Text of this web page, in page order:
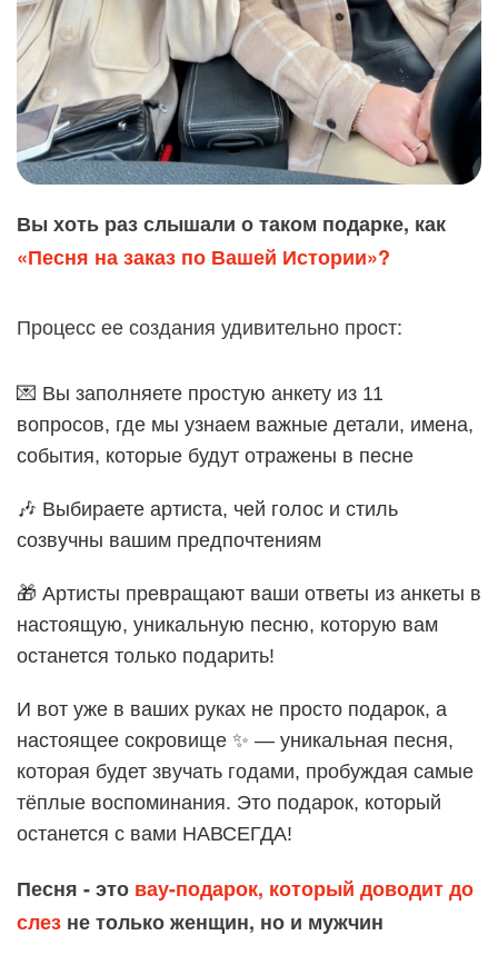
Вы хоть раз слышали о таком подарке, как
«Песня на заказ по Вашей Истории»?
Процесс ее создания удивительно прост:
💌 Вы заполняете простую анкету из 11
вопросов, где мы узнаем важные детали, имена,
события, которые будут отражены в песне
🎶 Выбираете артиста, чей голос и стиль
созвучны вашим предпочтениям
🎁 Артисты превращают ваши ответы из анкеты в
настоящую, уникальную песню, которую вам
останется только подарить!
И вот уже в ваших руках не просто подарок, а
настоящее сокровище ✨ — уникальная песня,
которая будет звучать годами, пробуждая самые
тёплые воспоминания. Это подарок, который
останется с вами НАВСЕГДА!
Песня - это вау-подарок, который доводит до
слез не только женщин, но и мужчин